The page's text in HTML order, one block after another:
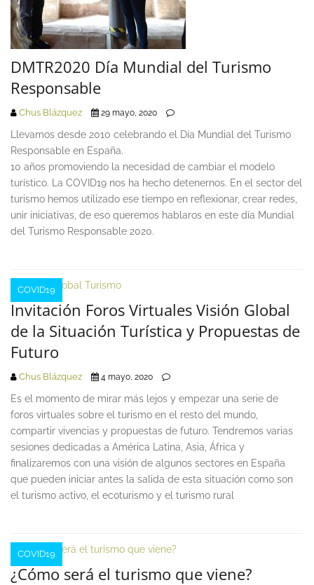
DMTR2020 Día Mundial del Turismo
Responsable
Chus Blázquez 29 mayo, 2020
Llevamos desde 2010 celebrando el Día Mundial del Turismo
Responsable en España.
10 años promoviendo la necesidad de cambiar el modelo
turístico. La COVID19 nos ha hecho detenernos. En el sector del
turismo hemos utilizado ese tiempo en reflexionar, crear redes,
unir iniciativas, de eso queremos hablaros en este día Mundial
del Turismo Responsable 2020.
COVID19
Invitación Foros Virtuales Visión Global
de la Situación Turística y Propuestas de
Futuro
Chus Blázquez 4 mayo, 2020
Es el momento de mirar más lejos y empezar una serie de
foros virtuales sobre el turismo en el resto del mundo,
compartir vivencias y propuestas de futuro. Tendremos varias
sesiones dedicadas a América Latina, Asia, África y
finalizaremos con una visión de algunos sectores en España
que pueden iniciar antes la salida de esta situación como son
el turismo activo, el ecoturismo y el turismo rural
COVID19
¿Cómo será el turismo que viene?